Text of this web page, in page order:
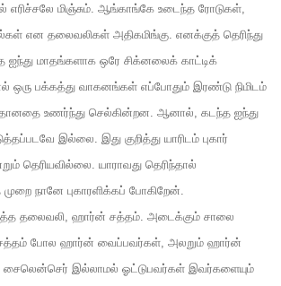
மிஞ்சும். ஆங்காங்கே உடைந்த ரோடுகள்,
என தலைவலிகள் அதிகமிங்கு. எனக்குத் தெரிந்து
ஐந்து மாதங்களாக ஒரே சிக்னலைக் காட்டிக்
பக்கத்து வாகனங்கள் எப்போதும் இரண்டு நிமிடம்
உணர்ந்து செல்கின்றன. ஆனால், கடந்த ஐந்து
இல்லை. இது குறித்து யாரிடம் புகார்
தெரியவில்லை. யாராவது தெரிந்தால்
நானே புகாரளிக்கப் போகிறேன்.
தலைவலி, ஹார்ன் சத்தம். அடைக்கும் சாலை
சத்தம் போல ஹார்ன் வைப்பவர்கள், அலறும் ஹார்ன்
சைலென்செர் இல்லாமல் ஓட்டுபவர்கள் இவர்களையும்